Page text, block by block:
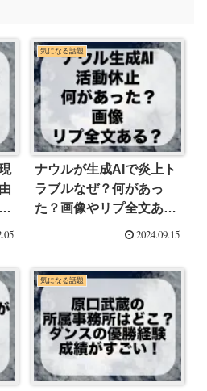
気になる話題
ナウルが生成AIで炎上ト
ラブルなぜ？何があっ
た？画像やリプ全文あ
2024.09.15
気になる話題